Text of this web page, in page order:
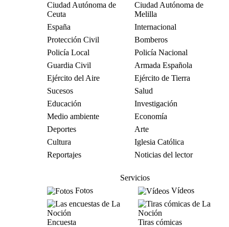
Ciudad Autónoma de
Ceuta
Ciudad Autónoma de
Melilla
España
Internacional
Protección Civil
Bomberos
Policía Local
Policía Nacional
Guardia Civil
Armada Española
Ejército del Aire
Ejército de Tierra
Sucesos
Salud
Educación
Investigación
Medio ambiente
Economía
Deportes
Arte
Cultura
Iglesia Católica
Reportajes
Noticias del lector
Servicios
Fotos
Vídeos
Encuesta Tiras cómicas